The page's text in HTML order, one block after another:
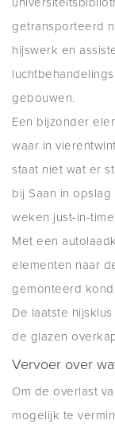
getransporteerd
hijswerk en
gebouwen.
Een bijzonder
waar in
staat niet wat er
bij Saan in
weken just-in-
Met een
elementen naar
gemonteerd
De laatste
de glazen
Vervoer over
Om de overlast
mogelijk te